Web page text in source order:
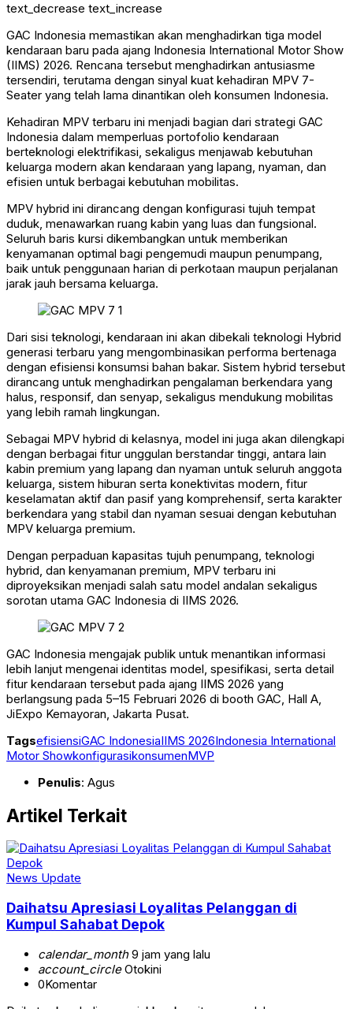
text_decrease text_increase
GAC Indonesia memastikan akan menghadirkan tiga model
kendaraan baru pada ajang Indonesia International Motor Show
(IIMS) 2026. Rencana tersebut menghadirkan antusiasme
tersendiri, terutama dengan sinyal kuat kehadiran MPV 7-
Seater yang telah lama dinantikan oleh konsumen Indonesia.
Kehadiran MPV terbaru ini menjadi bagian dari strategi GAC
Indonesia dalam memperluas portofolio kendaraan
berteknologi elektrifikasi, sekaligus menjawab kebutuhan
keluarga modern akan kendaraan yang lapang, nyaman, dan
efisien untuk berbagai kebutuhan mobilitas.
MPV hybrid ini dirancang dengan konfigurasi tujuh tempat
duduk, menawarkan ruang kabin yang luas dan fungsional.
Seluruh baris kursi dikembangkan untuk memberikan
kenyamanan optimal bagi pengemudi maupun penumpang,
baik untuk penggunaan harian di perkotaan maupun perjalanan
jarak jauh bersama keluarga.
Dari sisi teknologi, kendaraan ini akan dibekali teknologi Hybrid
generasi terbaru yang mengombinasikan performa bertenaga
dengan efisiensi konsumsi bahan bakar. Sistem hybrid tersebut
dirancang untuk menghadirkan pengalaman berkendara yang
halus, responsif, dan senyap, sekaligus mendukung mobilitas
yang lebih ramah lingkungan.
Sebagai MPV hybrid di kelasnya, model ini juga akan dilengkapi
dengan berbagai fitur unggulan berstandar tinggi, antara lain
kabin premium yang lapang dan nyaman untuk seluruh anggota
keluarga, sistem hiburan serta konektivitas modern, fitur
keselamatan aktif dan pasif yang komprehensif, serta karakter
berkendara yang stabil dan nyaman sesuai dengan kebutuhan
MPV keluarga premium.
Dengan perpaduan kapasitas tujuh penumpang, teknologi
hybrid, dan kenyamanan premium, MPV terbaru ini
diproyeksikan menjadi salah satu model andalan sekaligus
sorotan utama GAC Indonesia di IIMS 2026.
GAC Indonesia mengajak publik untuk menantikan informasi
lebih lanjut mengenai identitas model, spesifikasi, serta detail
fitur kendaraan tersebut pada ajang IIMS 2026 yang
berlangsung pada 5–15 Februari 2026 di booth GAC, Hall A,
JiExpo Kemayoran, Jakarta Pusat.
TagsefisiensiGAC IndonesiaIIMS 2026Indonesia International
Motor ShowkonfigurasikonsumenMVP
Penulis: Agus
Artikel Terkait
News Update
Daihatsu Apresiasi Loyalitas Pelanggan di
Kumpul Sahabat Depok
calendar_month9 jam yang lalu
account_circleOtokini
0Komentar